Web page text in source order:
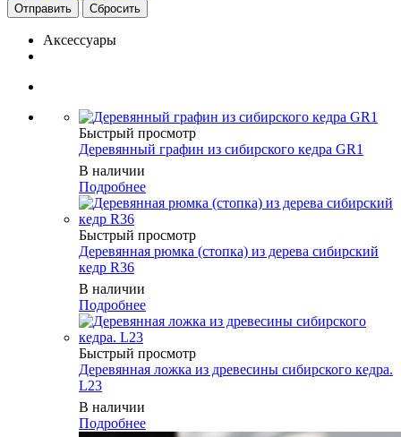
Сбросить
Аксессуары
Быстрый просмотр
Деревянный графин из сибирского кедра GR1
В наличии
Подробнее
Быстрый просмотр
Деревянная рюмка (стопка) из дерева сибирский
кедр R36
В наличии
Подробнее
Быстрый просмотр
Деревянная ложка из древесины сибирского кедра.
L23
В наличии
Подробнее